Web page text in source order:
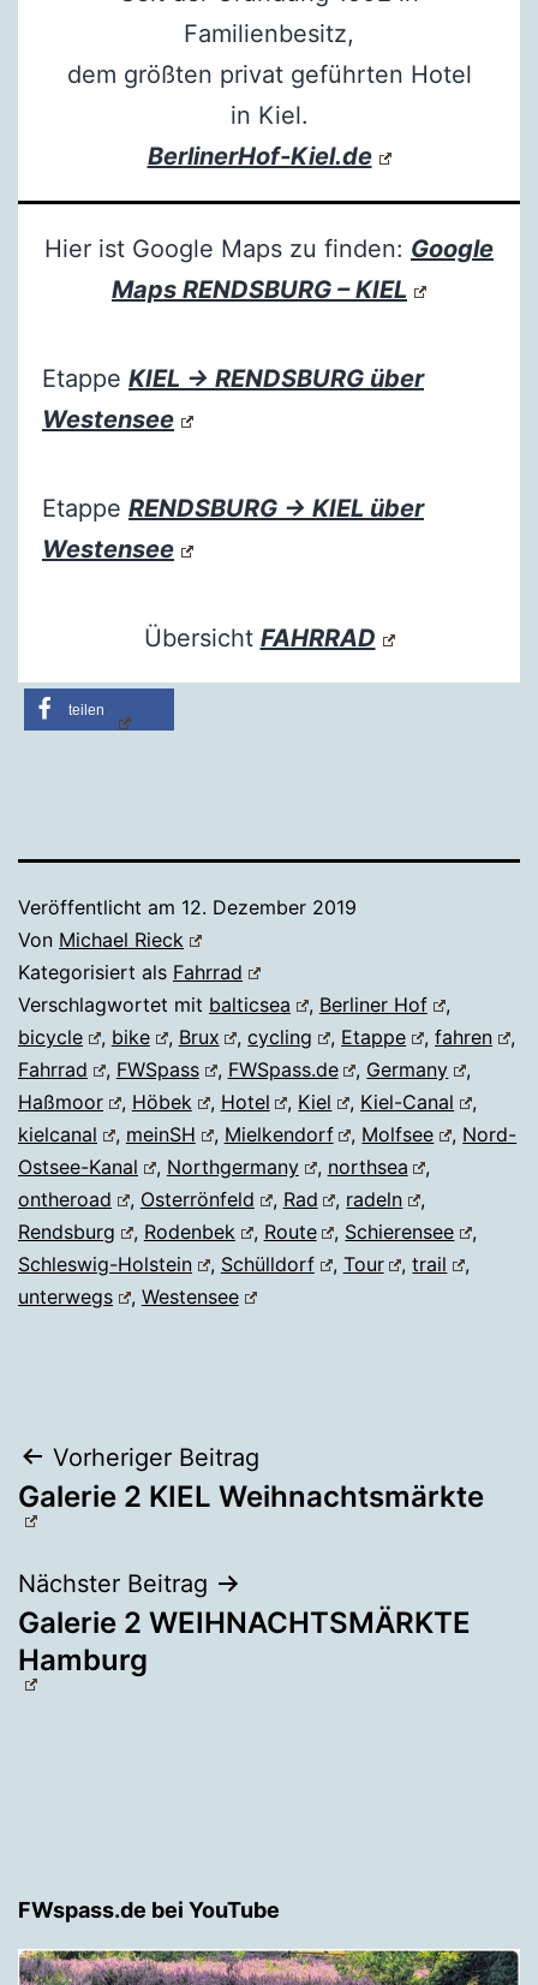
Familienbesitz,
dem größten privat geführten Hotel
in Kiel.
BerlinerHof-Kiel.de
Hier ist Google Maps zu finden: Google
Maps RENDSBURG – KIEL
Etappe KIEL → RENDSBURG über
Westensee
Etappe RENDSBURG → KIEL über
Westensee
Übersicht FAHRRAD
teilen
Veröffentlicht am 12. Dezember 2019
Von Michael Rieck
Kategorisiert als Fahrrad
Verschlagwortet mit balticsea , Berliner Hof
,
bicycle
, bike , Brux ,cycling , Etappe , fahren
,
Fahrrad
, FWSpass , FWSpass.de , Germany
,
Haßmoor
, Höbek , Hotel , Kiel , Kiel-Canal
,
kielcanal
, meinSH , Mielkendorf , Molfsee , Nord-
Ostsee-Kanal
, Northgermany , northsea
,
ontheroad
, Osterrönfeld , Rad , radeln
,
Rendsburg
, Rodenbek , Route , Schierensee
,
Schleswig-Holstein
, Schülldorf , Tour ,trail
,
unterwegs
, Westensee
Beitragsnavigation
Vorheriger Beitrag
Galerie 2 KIEL Weihnachtsmärkte
Nächster Beitrag
Galerie 2 WEIHNACHTSMÄRKTE
Hamburg
FWspass.de bei YouTube